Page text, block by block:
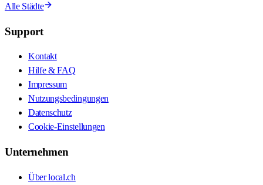
Alle Städte
Support
Kontakt
Hilfe & FAQ
Impressum
Nutzungsbedingungen
Datenschutz
Cookie-Einstellungen
Unternehmen
Über local.ch